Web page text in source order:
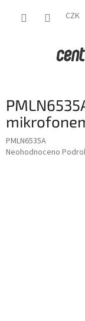
CZK
PMLN6535A
Průměrné
Neohodnoceno